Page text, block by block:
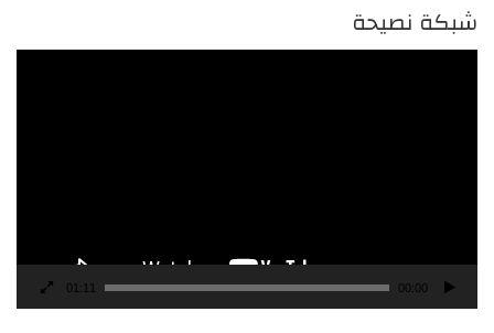
شبكة نصيحة
00:00
01:11